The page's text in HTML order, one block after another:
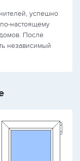
успешно
настоящему
После
независимый